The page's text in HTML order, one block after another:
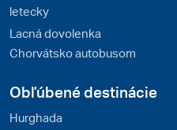
letecky
Lacná dovolenka
Chorvátsko autobusom
Obľúbené destinácie
Hurghada